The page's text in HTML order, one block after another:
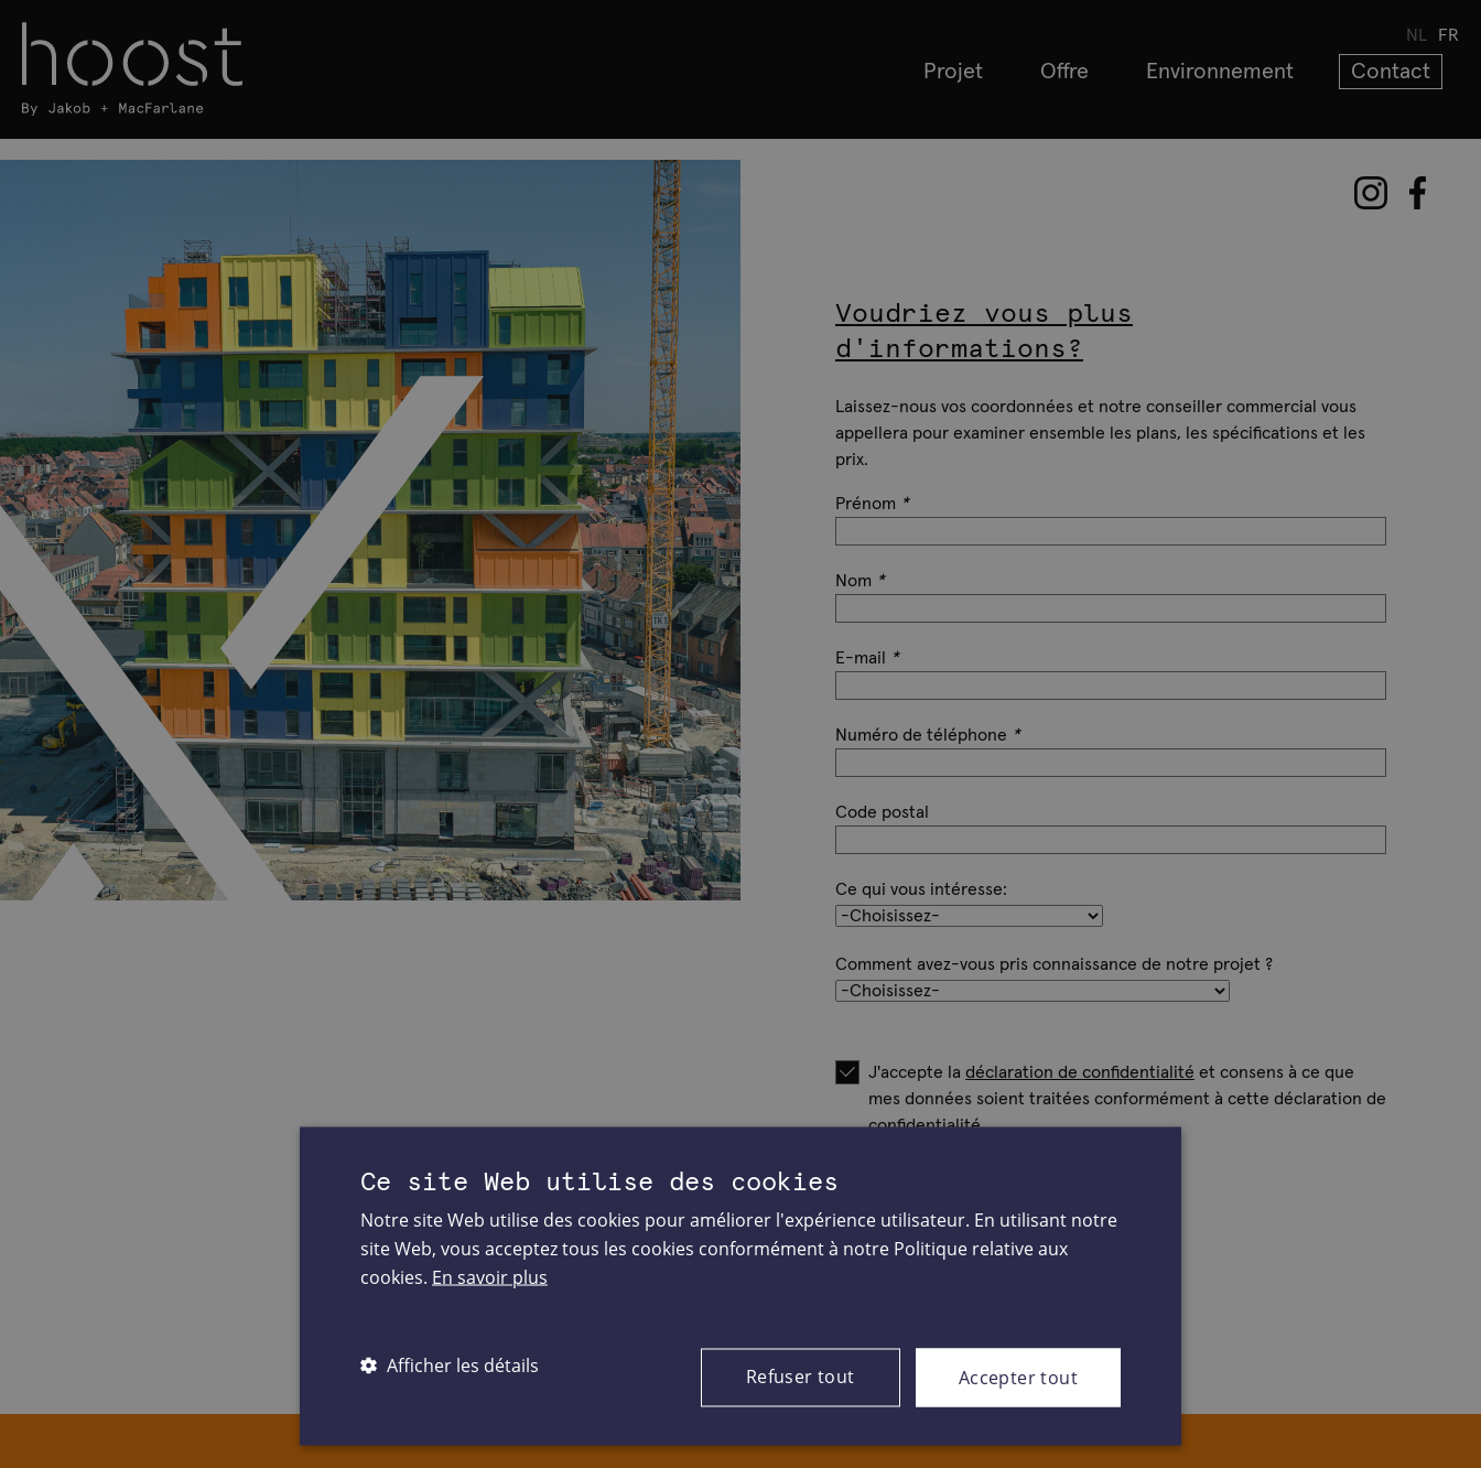
NL FR
Projet Offre Environnement Contact
Voudriez vous plus
d'informations?
Laissez-nous vos coordonnées et notre conseiller commercial vous
appellera pour examiner ensemble les plans, les spécifications et les
prix.
Prénom *
Nom *
E-mail *
Numéro de téléphone *
Code postal
Ce qui vous intéresse:
Comment avez-vous pris connaissance de notre projet ?
J'accepte la déclaration de confidentialité et consens à ce que
mes données soient traitées conformément à cette déclaration de
confidentialité.
Ce site Web utilise des cookies
Notre site Web utilise des cookies pour améliorer l'expérience utilisateur. En utilisant notre
site Web, vous acceptez tous les cookies conformément à notre Politique relative aux
cookies. En savoir plus
Accepter tout
Refuser tout
Afficher les détails